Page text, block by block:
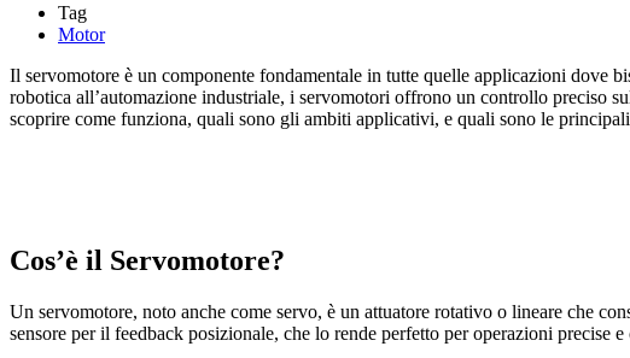
Tag
Motor
Il servomotore è un componente fondamentale in tutte quelle applicazioni dove
robotica all’automazione industriale, i servomotori offrono un controllo preciso
scoprire come funziona, quali sono gli ambiti applicativi, e quali sono le
Cos’è il Servomotore?
Un servomotore, noto anche come servo, è un attuatore rotativo o lineare che
sensore per il feedback posizionale, che lo rende perfetto per operazioni precise e